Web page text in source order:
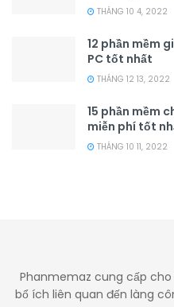
THÁNG 10 4, 2022
12 phần mềm
PC tốt nhất
THÁNG 12 13, 2022
15 phần mềm
miễn phí tốt
THÁNG 10 11, 2022
Phanmemaz cung cấp
bổ ích liên quan đến làng